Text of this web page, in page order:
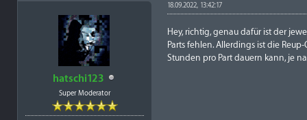
hatschi123
Super Moderator
18.09.2022, 13:42:17
Hey, richtig, genau dafür ist der
Parts fehlen. Allerdings ist die
Stunden pro Part dauern kann, je